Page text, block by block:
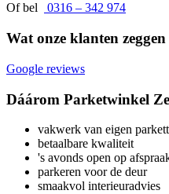
Of bel
0316 – 342 974
Wat onze klanten zeggen
Google reviews
Dáárom Parketwinkel
vakwerk van eigen
betaalbare kwaliteit
's avonds open op
parkeren voor de deur
smaakvol interieuradvies